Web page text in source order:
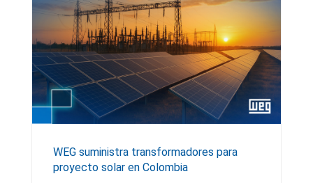
WEG suministra transformadores para
proyecto solar en Colombia